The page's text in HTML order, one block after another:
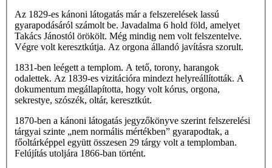
Az 1829-es kánoni látogatás már a felszerelések lassú
gyarapodásáról számolt be. Javadalma 6 hold föld, amelyet
Takács Jánostól örökölt. Még mindig nem volt felszentelve.
Végre volt keresztkútja. Az orgona állandó javításra szorult.
1831-ben leégett a templom. A tető, torony, harangok
odalettek. Az 1839-es vizitációra mindezt helyreállították. A
dokumentum megállapította, hogy volt kórus, orgona,
sekrestye, szószék, oltár, keresztkút.
1870-ben a kánoni látogatás jegyzőkönyve szerint felszerelési
tárgyai szinte „nem normális mértékben” gyarapodtak, a
főoltárképpel együtt összesen 29 tárgy volt a templomban.
Felújítás utoljára 1866-ban történt.